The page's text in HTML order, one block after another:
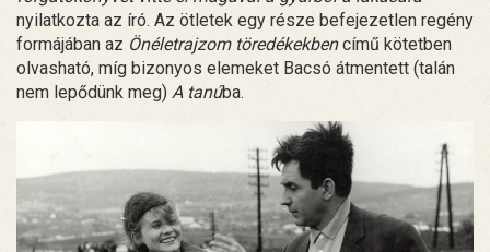
nyilatkozta az író. Az ötletek egy része befejezetlen regény
formájában az Önéletrajzom töredékekbencímű kötetben
olvasható, míg bizonyos elemeket Bacsó átmentett (talán
nem lepődünk meg) A tanúba.